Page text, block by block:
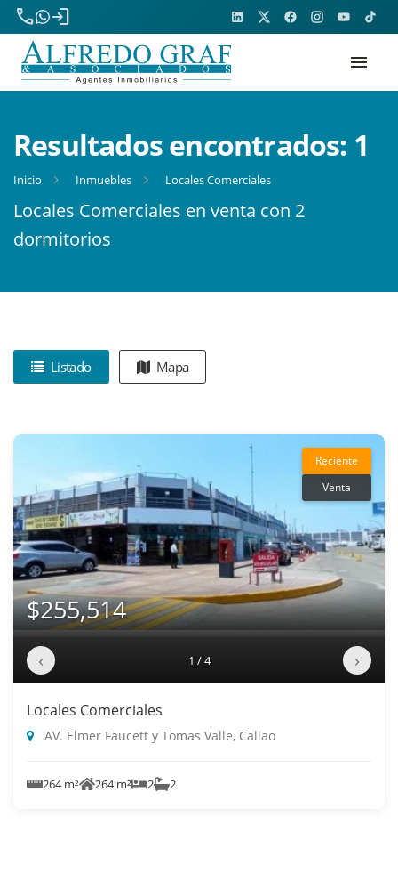
phone
login
menu
Resultados encontrados: 1
Inicio Inmuebles Locales Comerciales
Locales Comerciales en venta con 2
dormitorios
Listado Mapa
Reciente
Venta
$255,514
‹ 1 / 4 ›
Locales Comerciales
AV. Elmer Faucett y Tomas Valle, Callao
264 m² 264 m² 2 2